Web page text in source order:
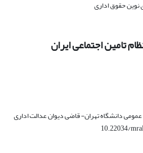
تامین اجتماعی ایران
دانشگاه تهران- قاضی دیوان عدالت اداری
10.22034/